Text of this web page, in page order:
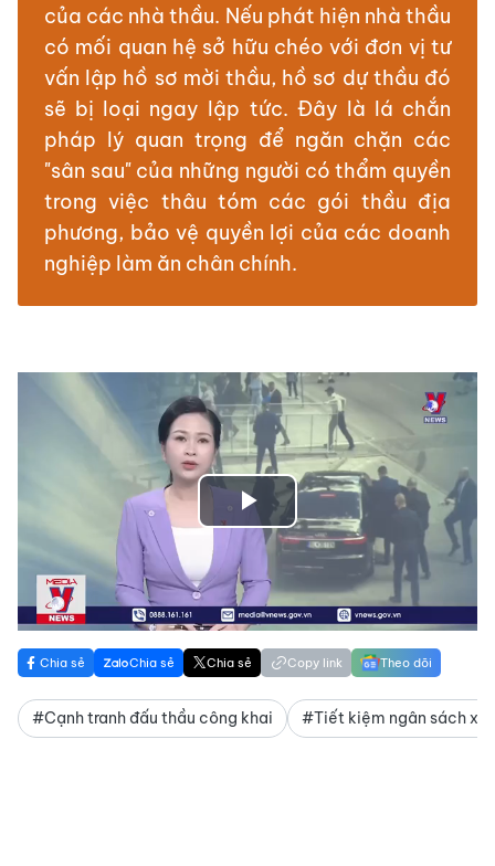
của các nhà thầu. Nếu phát hiện nhà thầu
có mối quan hệ sở hữu chéo với đơn vị tư
vấn lập hồ sơ mời thầu, hồ sơ dự thầu đó
sẽ bị loại ngay lập tức. Đây là lá chắn
pháp lý quan trọng để ngăn chặn các
"sân sau" của những người có thẩm quyền
trong việc thâu tóm các gói thầu địa
phương, bảo vệ quyền lợi của các doanh
nghiệp làm ăn chân chính.
Play
Video
Chia sẻ Chia sẻ Chia sẻ Copy link Theo dõi
#Cạnh tranh đấu thầu công khai #Tiết kiệm ngân sách